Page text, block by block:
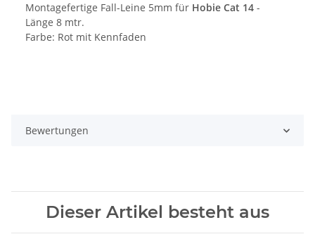
Montagefertige Fall-Leine 5mm für Hobie Cat 14 -
Länge 8 mtr.
Farbe: Rot mit Kennfaden
Bewertungen
Dieser Artikel besteht aus